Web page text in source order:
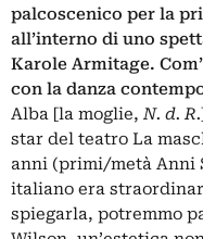
palcoscenico per la
all’interno di uno
Karole Armitage.
con la danza
Alba [la moglie,N. d. R.
star del teatro La
anni (primi/metà Anni
italiano era
spiegarla, potremmo